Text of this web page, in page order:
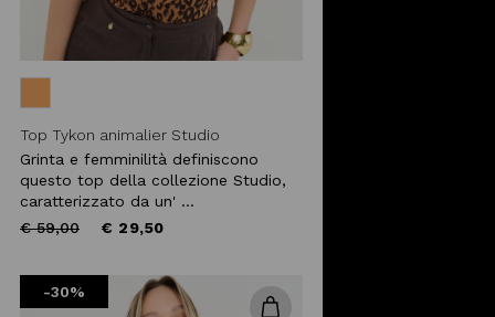
Top Tykon animalier Studio
Grinta e femminilità definiscono
questo top della collezione Studio,
caratterizzato da un' ...
Price
€ 59,00to € 29,50
-30%